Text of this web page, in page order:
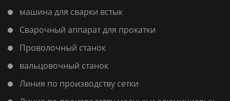
машина для сварки встык
Сварочный аппарат для прокатки
Проволочный станок
вальцовочный станок
Линия по производству сетки